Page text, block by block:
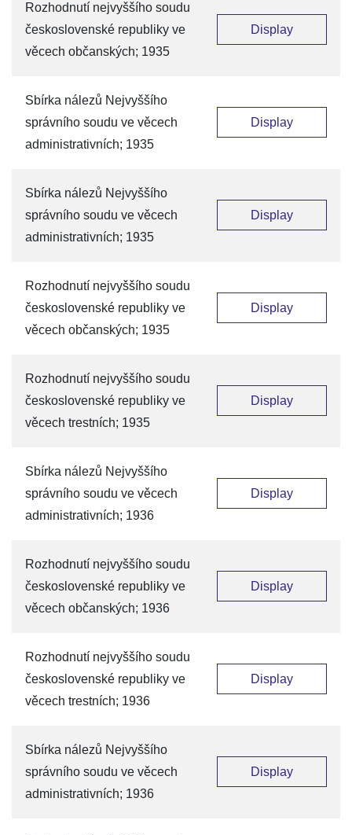
Rozhodnutí nejvyššího soudu
československé republiky ve
věcech občanských; 1935
Display
Sbírka nálezů Nejvyššího
správního soudu ve věcech
administrativních; 1935
Display
Sbírka nálezů Nejvyššího
správního soudu ve věcech
administrativních; 1935
Display
Rozhodnutí nejvyššího soudu
československé republiky ve
věcech občanských; 1935
Display
Rozhodnutí nejvyššího soudu
československé republiky ve
věcech trestních; 1935
Display
Sbírka nálezů Nejvyššího
správního soudu ve věcech
administrativních; 1936
Display
Rozhodnutí nejvyššího soudu
československé republiky ve
věcech občanských; 1936
Display
Rozhodnutí nejvyššího soudu
československé republiky ve
věcech trestních; 1936
Display
Sbírka nálezů Nejvyššího
správního soudu ve věcech
administrativních; 1936
Display